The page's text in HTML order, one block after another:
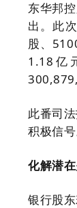
东华邦
出。此
股、
1.18亿
此番司
积极信号
化解潜
银行股